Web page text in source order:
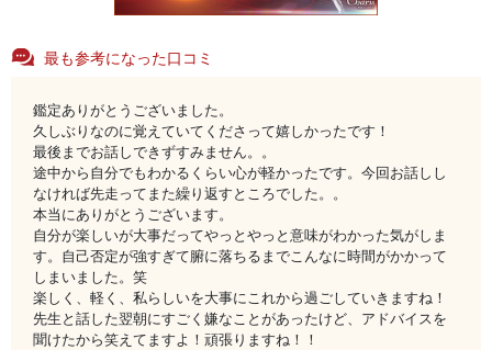
最も参考になった口コミ
鑑定ありがとうございました。
久しぶりなのに覚えていてくださって嬉しかったです！
最後までお話しできずすみません。。
途中から自分でもわかるくらい心が軽かったです。今回お話しし
なければ先走ってまた繰り返すところでした。。
本当にありがとうございます。
自分が楽しいが大事だってやっとやっと意味がわかった気がしま
す。自己否定が強すぎて腑に落ちるまでこんなに時間がかかって
しまいました。笑
楽しく、軽く、私らしいを大事にこれから過ごしていきますね！
先生と話した翌朝にすごく嫌なことがあったけど、アドバイスを
聞けたから笑えてますよ！頑張りますね！！